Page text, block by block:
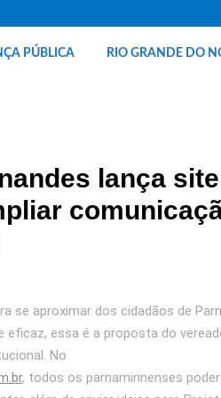
PÚBLICA RIO GRANDE DO
lança site
se aproximar dos cidadãos de
essa é a proposta do
No
, todos os parnamirinenses